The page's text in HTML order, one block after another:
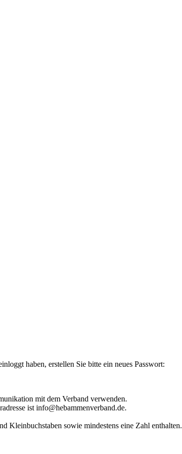
haben, erstellen Sie bitte ein neues Passwort:
mit dem Verband verwenden.
ist info@hebammenverband.de.
Kleinbuchstaben sowie mindestens eine Zahl enthalten.